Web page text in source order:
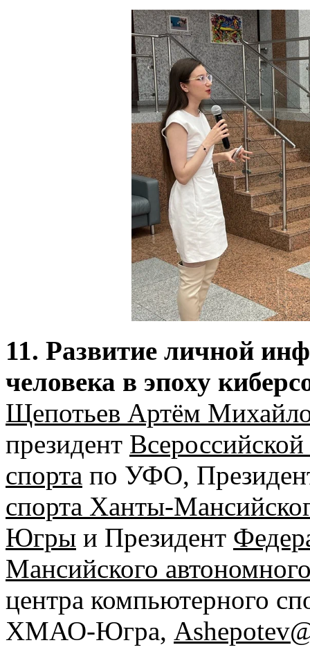
11. Развитие личной
человека в эпоху
Щепотьев Артём
президент
спорта по УФО,
спорта Ханты-
Югры и Президент
Мансийского
центра компьютерного
ХМАО-Югра,